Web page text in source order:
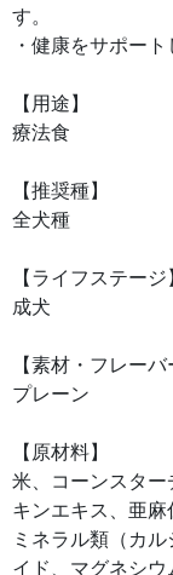
す。
・健康をサポー
【用途】
療法食
【推奨種】
全犬種
【ライフステージ
成犬
【素材・フレーバ
プレーン
【原材料】
米、コーンスタ
キンエキス、亜麻
ミネラル類（カ
イド、マグネシウ